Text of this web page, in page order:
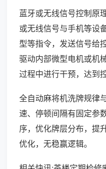
蓝牙或无线信号控制原
或无线信号与手机等设
型等指令，发送信号给
驱动内部微型电机或机
过程中进行干预，达到
全自动麻将机洗牌规律
速、停顿间隔有固定参
序，优化牌层分布，提
优化，无稳赢逻辑。